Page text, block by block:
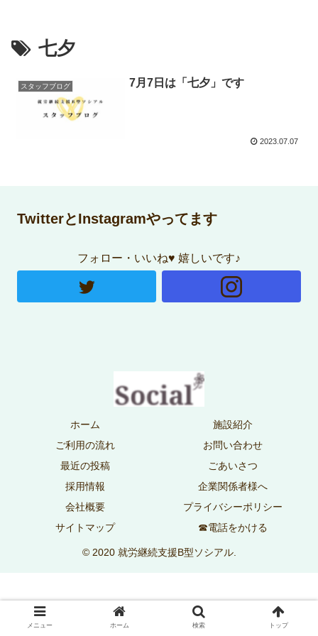
七夕
スタッフブログ 7月7日は「七夕」です
2023.07.07
TwitterとInstagramやってます
フォロー・いいね♥ 嬉しいです♪
ホーム
施設紹介
ご利用の流れ
お問い合わせ
最近の投稿
ごあいさつ
採用情報
企業関係者様へ
会社概要
プライバシーポリシー
サイトマップ
☎電話をかける
© 2020 就労継続支援B型ソシアル.
メニュー ホーム 検索 トップ